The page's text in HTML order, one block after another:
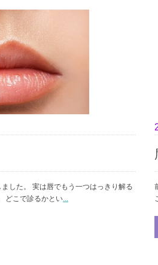
した。 実は唇でもう一つはっきり解る
どこで診るかとい...